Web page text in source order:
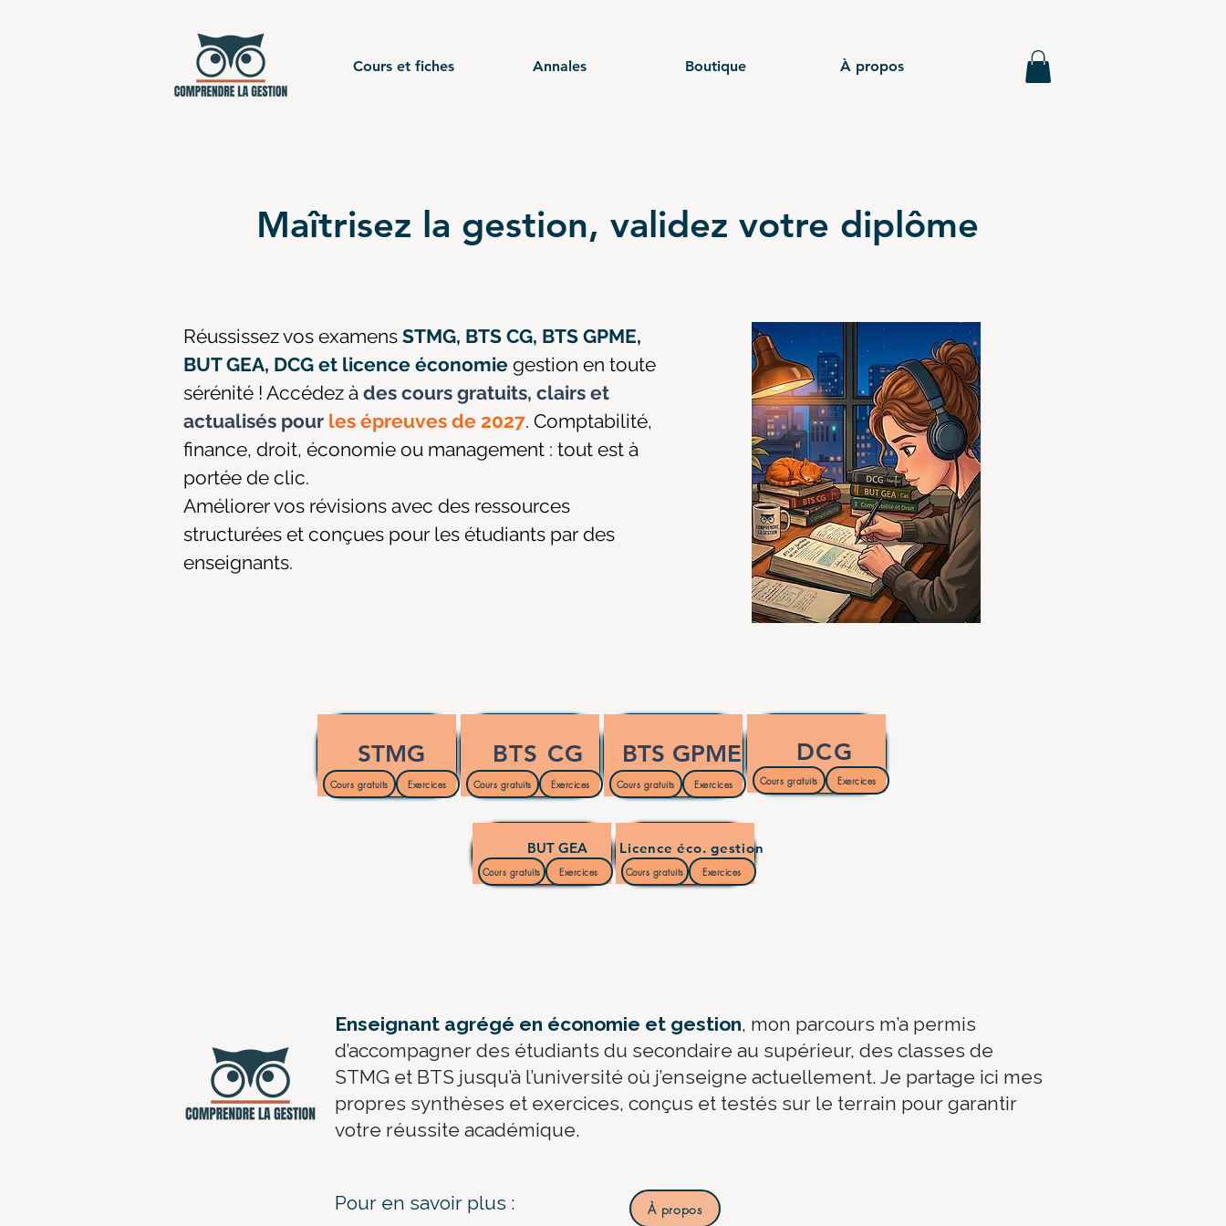
Cours et fiches Annales Boutique À propos
Maîtrisez la gestion, validez votre diplôme
Réussissez vos examens STMG, BTS CG, BTS GPME,
BUT GEA, DCG et licence économie gestion en toute
sérénité ! Accédez à des cours gratuits, clairs et
actualisés pour les épreuves de 2027. Comptabilité,
finance, droit, économie ou management : tout est à
portée de clic.
Améliorer vos révisions avec des ressources
structurées et conçues pour les étudiants par des
enseignants.
STMG
Cours gratuits Exercices
BTS CG
Cours gratuits Exercices
BTS GPME
Cours gratuits Exercices
DCG
Cours gratuits Exercices
BUT GEA
Cours gratuits Exercices
Licence éco. gestion
Cours gratuits Exercices
​Enseignant agrégé en économie et gestion, mon parcours m’a permis
d’accompagner des étudiants du secondaire au supérieur, des classes de
STMG et BTS jusqu’à l’université où j’enseigne actuellement. Je partage ici mes
propres synthèses et exercices, conçus et testés sur le terrain pour garantir
votre réussite académique.
Pour en savoir plus : À propos